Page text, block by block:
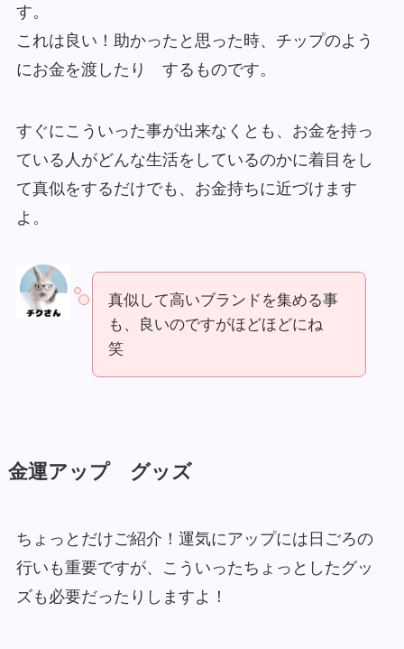
す。
これは良い！助かったと思った時、チップのよう
にお金を渡したり するものです。
すぐにこういった事が出来なくとも、お金を持っ
ている人がどんな生活をしているのかに着目をし
て真似をするだけでも、お金持ちに近づけます
よ。
真似して高いブランドを集める事
も、良いのですがほどほどにね
笑
金運アップ グッズ
ちょっとだけご紹介！運気にアップには日ごろの
行いも重要ですが、こういったちょっとしたグッ
ズも必要だったりしますよ！